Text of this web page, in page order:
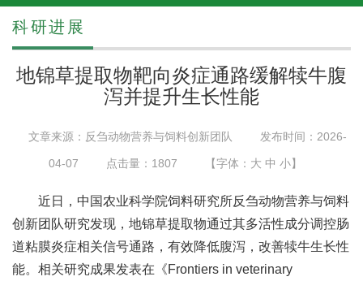
新
闻
团
队
科研进展
地锦草提取物靶向炎症通路缓解犊牛腹
泻并提升生长性能
文章来源：反刍动物营养与饲料创新团队 发布时间：2026-
04-07 点击量： 1807 【字体： 大 中 小】
近日，中国农业科学院饲料研究所反刍动物营养与饲料
创新团队研究发现，地锦草提取物通过其多活性成分调控肠
道粘膜炎症相关信号通路，有效降低腹泻，改善犊牛生长性
能。相关研究成果发表在《Frontiers in veterinary